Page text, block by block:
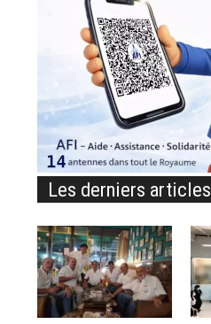
Les derniers articles